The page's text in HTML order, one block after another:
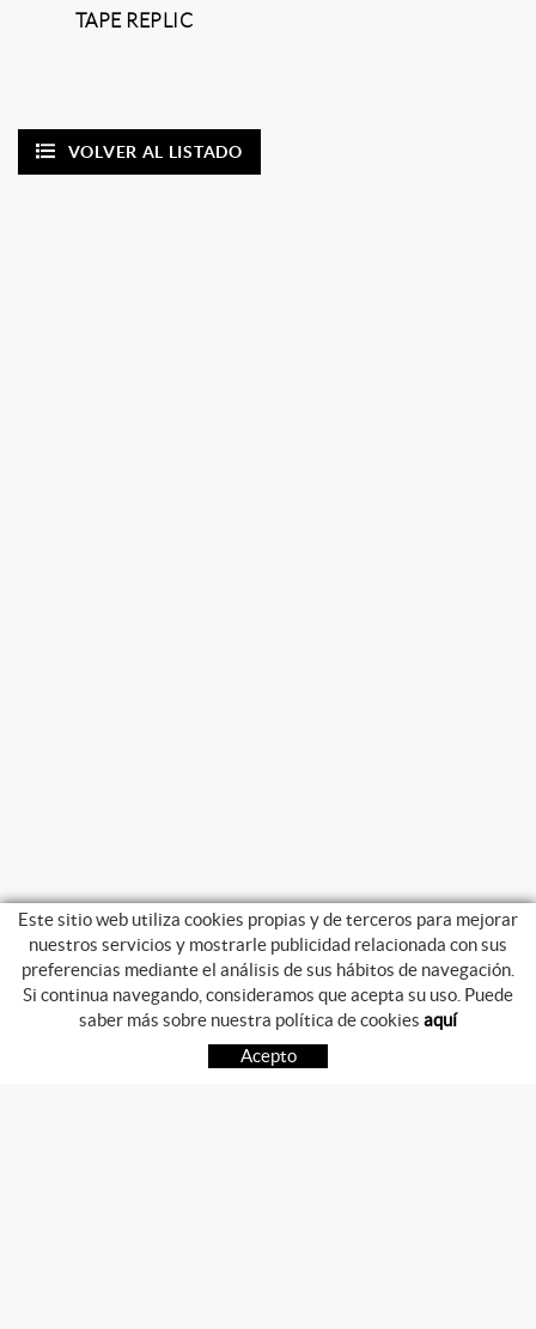
TAPE REPLIC
VOLVER AL LISTADO
GUIA DE COMPRA
COMO COMPRAR
PREGUNTAS FRECUENTES
Este sitio web utiliza cookies propias y de terceros para mejorar
nuestros servicios y mostrarle publicidad relacionada con sus
preferencias mediante el análisis de sus hábitos de navegación.
Si continua navegando, consideramos que acepta su uso. Puede
saber más sobre nuestra política de cookies aquí
Acepto